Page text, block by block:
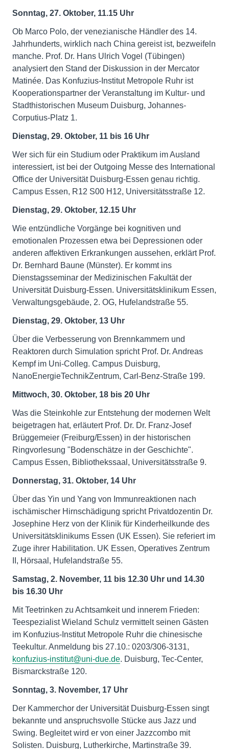
Sonntag, 27. Oktober, 11.15 Uhr
Ob Marco Polo, der venezianische Händler des 14.
Jahrhunderts, wirklich nach China gereist ist, bezweifeln
manche. Prof. Dr. Hans Ulrich Vogel (Tübingen)
analysiert den Stand der Diskussion in der Mercator
Matinée. Das Konfuzius-Institut Metropole Ruhr ist
Kooperationspartner der Veranstaltung im Kultur- und
Stadthistorischen Museum Duisburg, Johannes-
Corputius-Platz 1.
Dienstag, 29. Oktober, 11 bis 16 Uhr
Wer sich für ein Studium oder Praktikum im Ausland
interessiert, ist bei der Outgoing Messe des International
Office der Universität Duisburg-Essen genau richtig.
Campus Essen, R12 S00 H12, Universitätsstraße 12.
Dienstag, 29. Oktober, 12.15 Uhr
Wie entzündliche Vorgänge bei kognitiven und
emotionalen Prozessen etwa bei Depressionen oder
anderen affektiven Erkrankungen aussehen, erklärt Prof.
Dr. Bernhard Baune (Münster). Er kommt ins
Dienstagsseminar der Medizinischen Fakultät der
Universität Duisburg-Essen. Universitätsklinikum Essen,
Verwaltungsgebäude, 2. OG, Hufelandstraße 55.
Dienstag, 29. Oktober, 13 Uhr
Über die Verbesserung von Brennkammern und
Reaktoren durch Simulation spricht Prof. Dr. Andreas
Kempf im Uni-Colleg. Campus Duisburg,
NanoEnergieTechnikZentrum, Carl-Benz-Straße 199.
Mittwoch, 30. Oktober, 18 bis 20 Uhr
Was die Steinkohle zur Entstehung der modernen Welt
beigetragen hat, erläutert Prof. Dr. Dr. Franz-Josef
Brüggemeier (Freiburg/Essen) in der historischen
Ringvorlesung "Bodenschätze in der Geschichte".
Campus Essen, Bibliothekssaal, Universitätsstraße 9.
Donnerstag, 31. Oktober, 14 Uhr
Über das Yin und Yang von Immunreaktionen nach
ischämischer Hirnschädigung spricht Privatdozentin Dr.
Josephine Herz von der Klinik für Kinderheilkunde des
Universitätsklinikums Essen (UK Essen). Sie referiert im
Zuge ihrer Habilitation. UK Essen, Operatives Zentrum
II, Hörsaal, Hufelandstraße 55.
Samstag, 2. November, 11 bis 12.30 Uhr und 14.30
bis 16.30 Uhr
Mit Teetrinken zu Achtsamkeit und innerem Frieden:
Teespezialist Wieland Schulz vermittelt seinen Gästen
im Konfuzius-Institut Metropole Ruhr die chinesische
Teekultur. Anmeldung bis 27.10.: 0203/306-3131,
konfuzius-institut@uni-due.de. Duisburg, Tec-Center,
Bismarckstraße 120.
Sonntag, 3. November, 17 Uhr
Der Kammerchor der Universität Duisburg-Essen singt
bekannte und anspruchsvolle Stücke aus Jazz und
Swing. Begleitet wird er von einer Jazzcombo mit
Solisten. Duisburg, Lutherkirche, Martinstraße 39.